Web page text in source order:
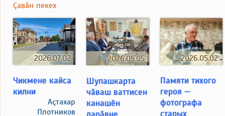
Çавăн пекех
2026.07.02
Чикмене кайса
килни
Аçтахар
Плотников
2026.05.05
Шупашкарта
чӑваш ваттисен
канашӗн
2026.05.02
Памяти тихого
героя —
фотографа
старых